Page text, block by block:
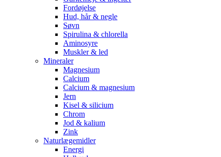
Fordøjelse
Hud, hår & negle
Søvn
Spirulina & chlorella
Aminosyre
Muskler & led
Mineraler
Magnesium
Calcium
Calcium & magnesium
Jern
Kisel & silicium
Chrom
Jod & kalium
Zink
Naturlægemidler
Energi